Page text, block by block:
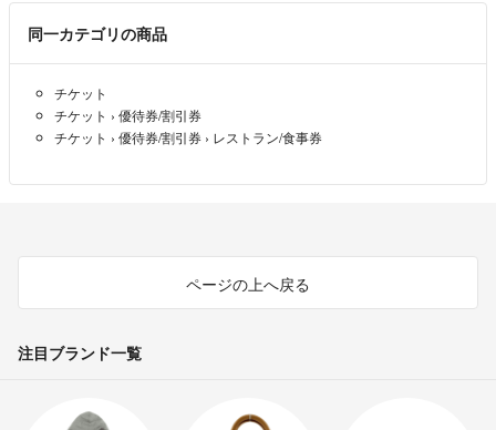
同一カテゴリの商品
チケット
チケット › 優待券/割引券
チケット › 優待券/割引券 › レストラン/食事券
ページの上へ戻る
注目ブランド一覧